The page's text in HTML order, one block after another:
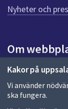
Kakor på
Vi använder
ska fungera.
n
a
d
a
Nyheter och
Om
Om webbplatsen
Allmänna
Behandling av